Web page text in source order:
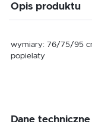
Opis produktu
wymiary: 76/75/95
popielaty
Dane techniczne